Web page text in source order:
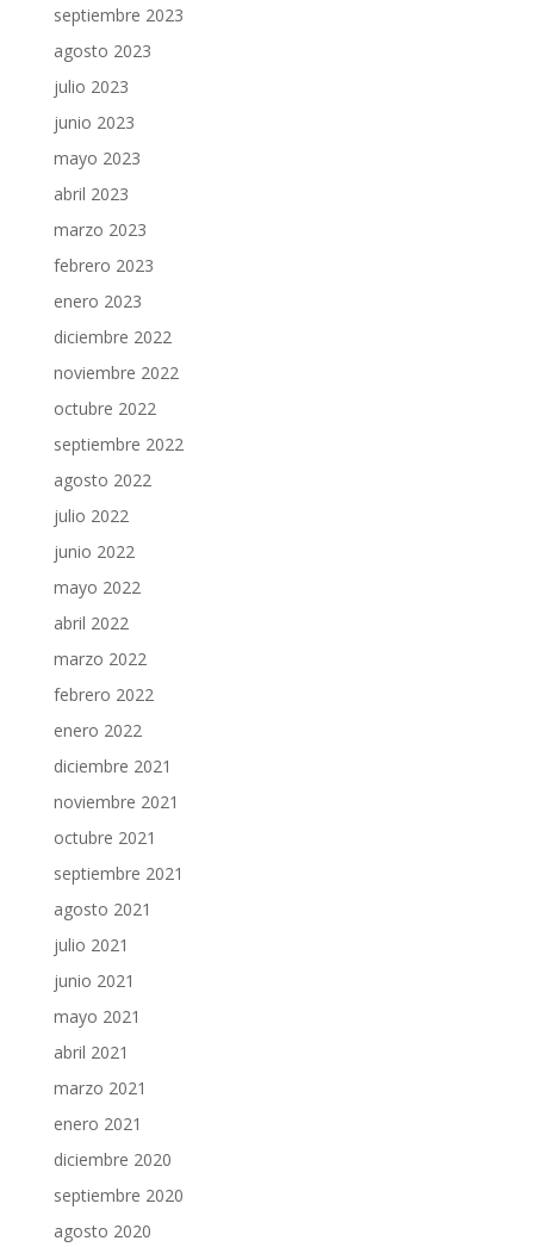
septiembre 2023
agosto 2023
julio 2023
junio 2023
mayo 2023
abril 2023
marzo 2023
febrero 2023
enero 2023
diciembre 2022
noviembre 2022
octubre 2022
septiembre 2022
agosto 2022
julio 2022
junio 2022
mayo 2022
abril 2022
marzo 2022
febrero 2022
enero 2022
diciembre 2021
noviembre 2021
octubre 2021
septiembre 2021
agosto 2021
julio 2021
junio 2021
mayo 2021
abril 2021
marzo 2021
enero 2021
diciembre 2020
septiembre 2020
agosto 2020